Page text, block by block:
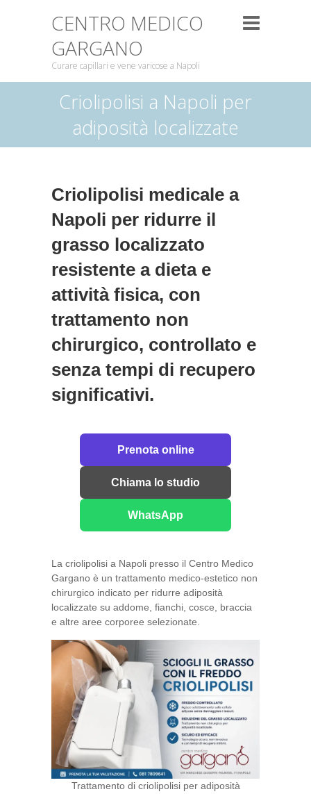
CENTRO MEDICO
GARGANO
Curare capillari e vene varicose a Napoli
Criolipolisi a Napoli per
adiposità localizzate
Criolipolisi medicale a
Napoli per ridurre il
grasso localizzato
resistente a dieta e
attività fisica, con
trattamento non
chirurgico, controllato e
senza tempi di recupero
significativi.
Prenota online
Chiama lo studio
WhatsApp
La criolipolisi a Napoli presso il Centro Medico
Gargano è un trattamento medico-estetico non
chirurgico indicato per ridurre adiposità
localizzate su addome, fianchi, cosce, braccia
e altre aree corporee selezionate.
Trattamento di criolipolisi per adiposità